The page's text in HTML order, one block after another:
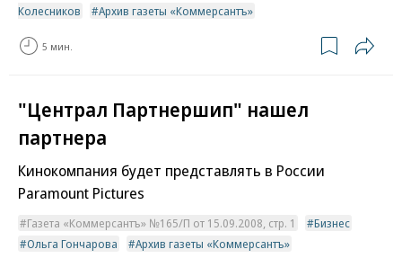
Колесников
Архив газеты «Коммерсантъ»
5 мин.
"Централ Партнершип" нашел
партнера
Кинокомпания будет представлять в России
Paramount Pictures
Газета «Коммерсантъ» №165/П от 15.09.2008, стр. 1
Бизнес
Ольга Гончарова
Архив газеты «Коммерсантъ»